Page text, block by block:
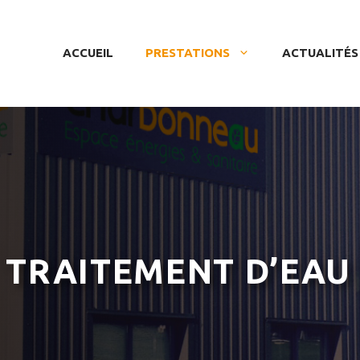
ACCUEIL PRESTATIONS ACTUALITÉS
TRAITEMENT D’EAU